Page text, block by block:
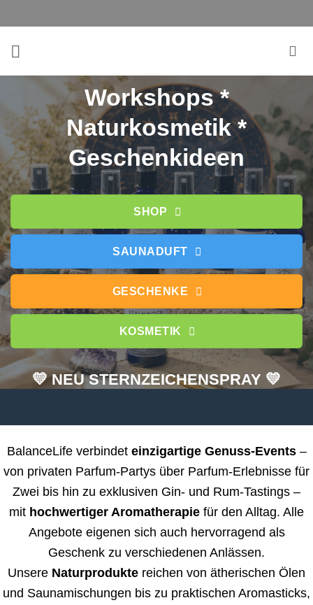
Inhalt
springen
Workshops *
Naturkosmetik *
Geschenkideen
SHOP
SAUNADUFT
GESCHENKE
KOSMETIK
💛 NEU STERNZEICHENSPRAY 💛
BalanceLife verbindet einzigartige Genuss-Events–
von privaten Parfum-Partys über Parfum-Erlebnisse für
Zwei bis hin zu exklusiven Gin- und Rum-Tastings –
mit hochwertiger Aromatherapie für den Alltag. Alle
Angebote eigenen sich auch hervorragend als
Geschenk zu verschiedenen Anlässen.
Unsere Naturprodukte reichen von ätherischen Ölen
und Saunamischungen bis zu praktischen Aromasticks,